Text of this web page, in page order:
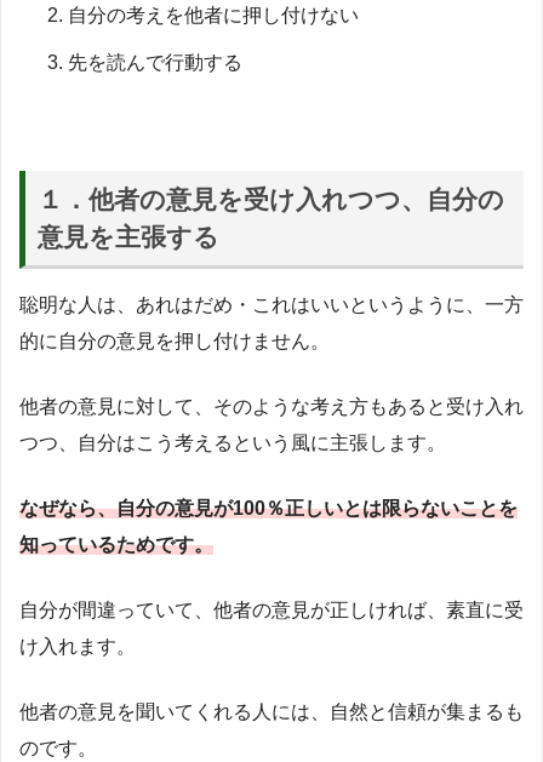
自分の考えを他者に押し付けない
先を読んで行動する
１．他者の意見を受け入れつつ、自分の
意見を主張する
聡明な人は、あれはだめ・これはいいというように、一方
的に自分の意見を押し付けません。
他者の意見に対して、そのような考え方もあると受け入れ
つつ、自分はこう考えるという風に主張します。
なぜなら、自分の意見が100％正しいとは限らないことを
知っているためです。
自分が間違っていて、他者の意見が正しければ、素直に受
け入れます。
他者の意見を聞いてくれる人には、自然と信頼が集まるも
のです。